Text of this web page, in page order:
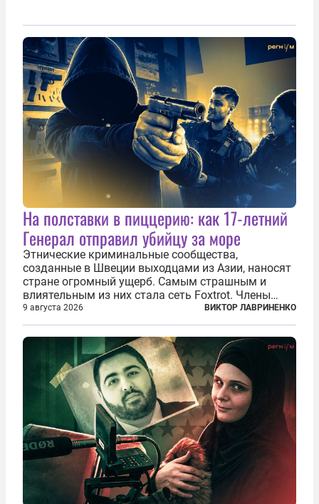
На полставки в пиццерию: как 17-летний
Генерал отправил убийцу за море
Этнические криминальные сообщества,
созданные в Швеции выходцами из Азии, наносят
стране огромный ущерб. Самым страшным и
влиятельным из них стала сеть Foxtrot. Члены
этой сети не только убивают и грабят шведов,
подсаживают их на наркотики, но и совершают
нечто еще даже более страшное — массово...
9 августа 2026 ВИКТОР ЛАВРИНЕНКО